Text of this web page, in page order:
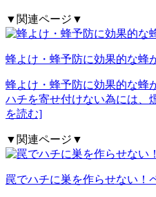
▼関連ページ▼
蜂よけ・蜂予防に効果的な蜂
蜂よけ・蜂予防に効果的な蜂
ハチを寄せ付けない為には、
を読む]
▼関連ページ▼
罠でハチに巣を作らせない！